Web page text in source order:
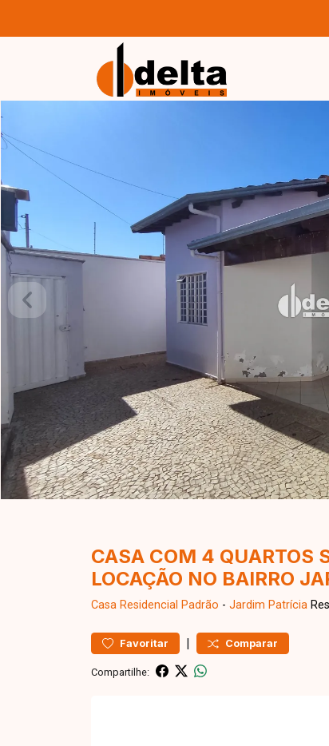
CASA COM 4 QUARTOS
LOCAÇÃO NO BAIRRO
Casa Residencial Padrão - Jardim Patrícia
Favoritar | Comparar
Compartilhe: